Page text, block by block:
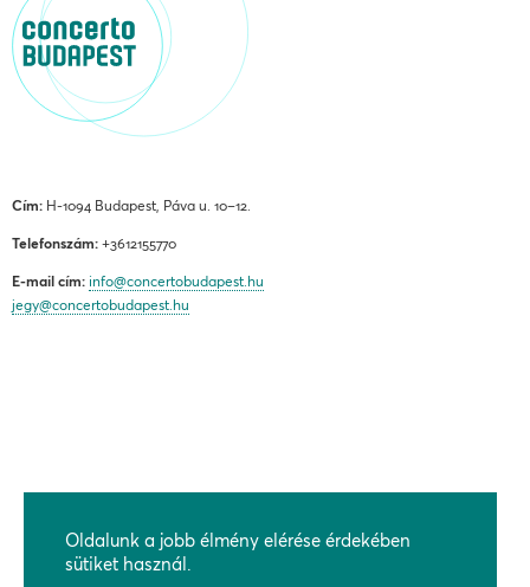
Cím: H-1094 Budapest, Páva u. 10–12.
Telefonszám: +3612155770
E-mail cím: info@concertobudapest.hu
jegy@concertobudapest.hu
ADATKEZELÉSI ÉS ADATVÉDELMI TÁJÉKOZTATÓ
BEJELENTÉSI RENDSZEREK
Oldalunk a jobb élmény elérése érdekében
sütiket használ.